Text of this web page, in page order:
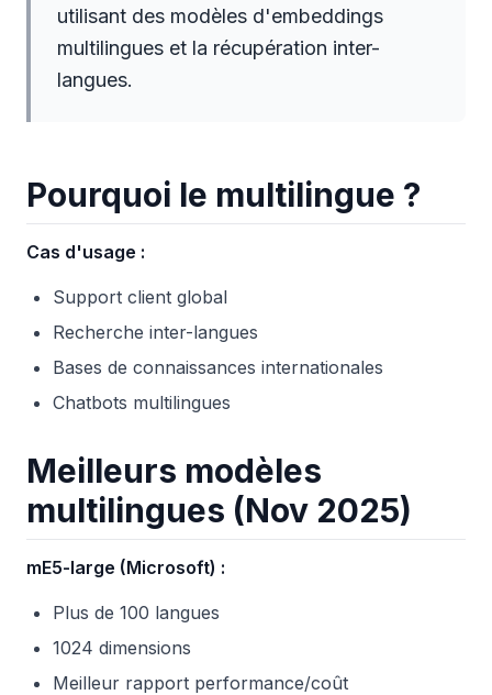
utilisant des modèles d'embeddings
multilingues et la récupération inter-
langues.
Pourquoi le multilingue ?
Cas d'usage :
Support client global
Recherche inter-langues
Bases de connaissances internationales
Chatbots multilingues
Meilleurs modèles
multilingues (Nov 2025)
mE5-large (Microsoft) :
Plus de 100 langues
1024 dimensions
Meilleur rapport performance/coût